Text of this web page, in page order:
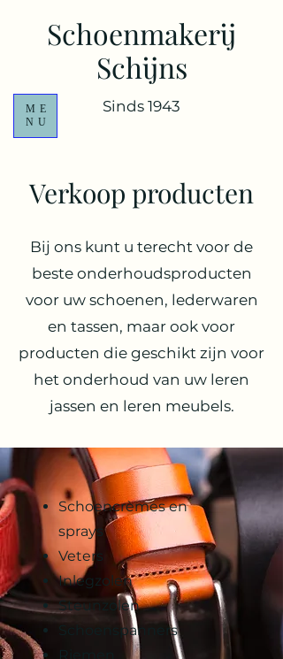
ME
NU
Schoenmakerij
Schijns
Sinds 1943
Verkoop producten
Bij ons kunt u terecht voor de
beste onderhoudsproducten
voor uw schoenen, lederwaren
en tassen, maar ook voor
producten die geschikt zijn voor
het onderhoud van uw leren
jassen en leren meubels.
Schoencrèmes en
sprays
Veters
Inlegzolen
Steunzolen
Schoenspanners